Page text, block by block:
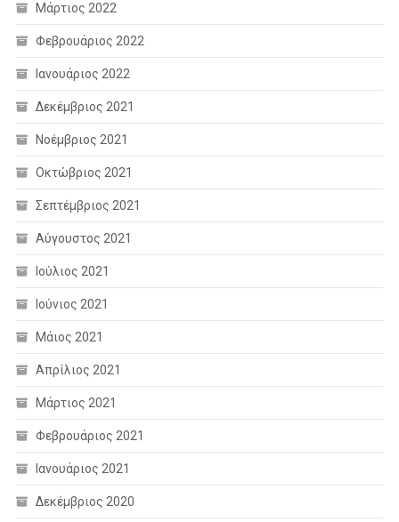
Μάρτιος 2022
Φεβρουάριος 2022
Ιανουάριος 2022
Δεκέμβριος 2021
Νοέμβριος 2021
Οκτώβριος 2021
Σεπτέμβριος 2021
Αύγουστος 2021
Ιούλιος 2021
Ιούνιος 2021
Μάιος 2021
Απρίλιος 2021
Μάρτιος 2021
Φεβρουάριος 2021
Ιανουάριος 2021
Δεκέμβριος 2020